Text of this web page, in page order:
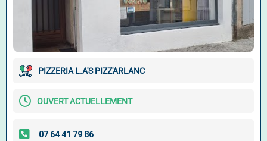
PIZZERIA L.A'S PIZZ'ARLANC
OUVERT ACTUELLEMENT